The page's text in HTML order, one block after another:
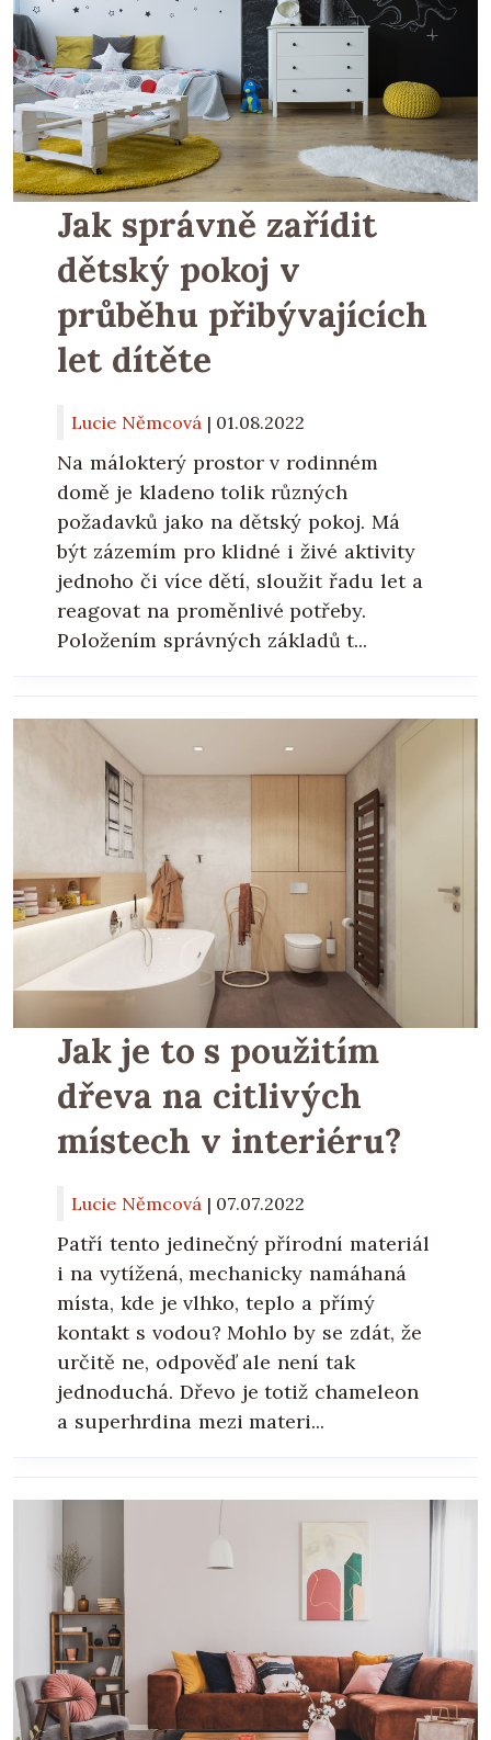
Jak správně zařídit
dětský pokoj v
průběhu přibývajících
let dítěte
Lucie Němcová | 01.08.2022
Na málokterý prostor v rodinném
domě je kladeno tolik různých
požadavků jako na dětský pokoj. Má
být zázemím pro klidné i živé aktivity
jednoho či více dětí, sloužit řadu let a
reagovat na proměnlivé potřeby.
Položením správných základů t...
Jak je to s použitím
dřeva na citlivých
místech v interiéru?
Lucie Němcová | 07.07.2022
Patří tento jedinečný přírodní materiál
i na vytížená, mechanicky namáhaná
místa, kde je vlhko, teplo a přímý
kontakt s vodou? Mohlo by se zdát, že
určitě ne, odpověď ale není tak
jednoduchá. Dřevo je totiž chameleon
a superhrdina mezi materi...